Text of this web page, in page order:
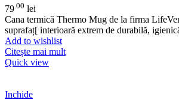
79 .00 lei
Cana termică Thermo Mug de la firma
suprafaț[ interioară extrem de durabilă,
Add to wishlist
Citește mai mult
Quick view
Inchide